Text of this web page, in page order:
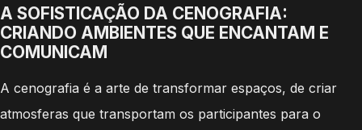
A SOFISTICAÇÃO DA CENOGRAFIA:
CRIANDO AMBIENTES QUE ENCANTAM E
COMUNICAM
A cenografia é a arte de transformar espaços, de criar
atmosferas que transportam os participantes para o